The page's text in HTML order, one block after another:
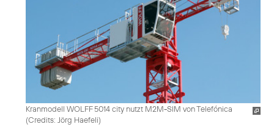
Kranmodell WOLFF 5014 city nutzt M2M-SIM von Telefónica
(Credits: Jörg Haefeli)